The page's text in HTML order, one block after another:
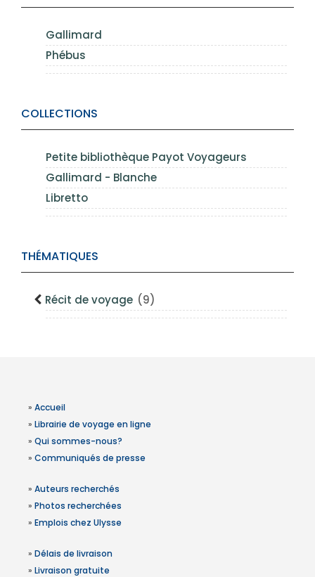
Gallimard
Phébus
COLLECTIONS
Petite bibliothèque Payot Voyageurs
Gallimard - Blanche
Libretto
THÉMATIQUES
Récit de voyage (9)
» Accueil
» Librairie de voyage en ligne
» Qui sommes-nous?
» Communiqués de presse
» Auteurs recherchés
» Photos recherchées
» Emplois chez Ulysse
» Délais de livraison
» Livraison gratuite